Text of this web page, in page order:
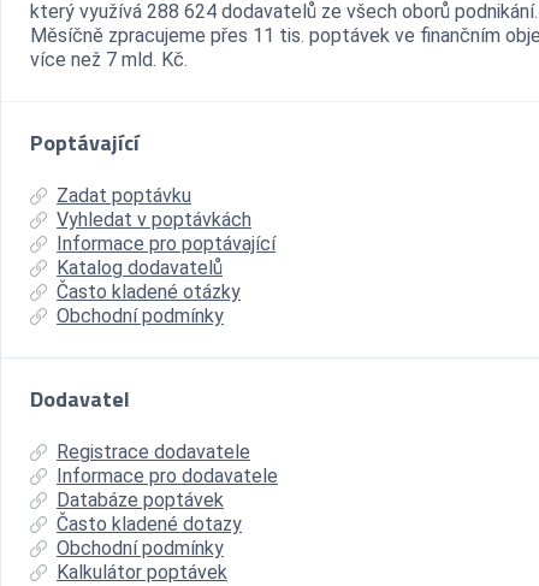
který využívá 288 624 dodavatelů ze všech oborů podnikání.
Měsíčně zpracujeme přes 11 tis. poptávek ve finančním
více než 7 mld. Kč.
Poptávající
Zadat poptávku
Vyhledat v poptávkách
Informace pro poptávající
Katalog dodavatelů
Často kladené otázky
Obchodní podmínky
Dodavatel
Registrace dodavatele
Informace pro dodavatele
Databáze poptávek
Často kladené dotazy
Obchodní podmínky
Kalkulátor poptávek